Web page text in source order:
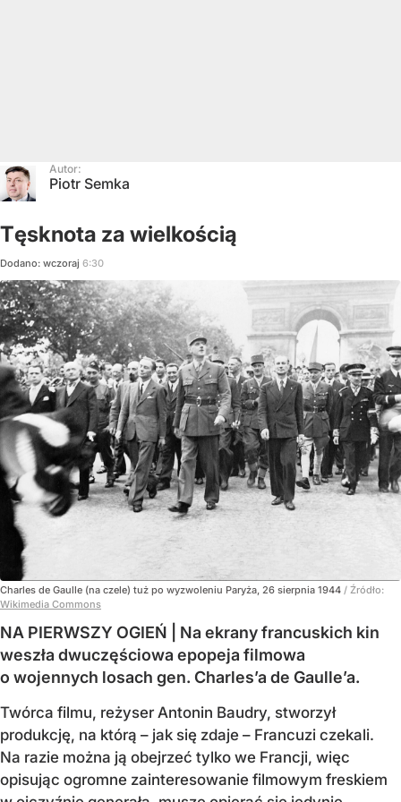
Autor:
Piotr Semka
Tęsknota za wielkością
Dodano: wczoraj 6:30
Charles de Gaulle (na czele) tuż po wyzwoleniu Paryża, 26 sierpnia 1944 / Źródło:
Wikimedia Commons
NA PIERWSZY OGIEŃ | Na ekrany francuskich kin
weszła dwuczęściowa epopeja filmowa
o wojennych losach gen. Charles’a de Gaulle’a.
Twórca filmu, reżyser Antonin Baudry, stworzył
produkcję, na którą – jak się zdaje – Francuzi czekali.
Na razie można ją obejrzeć tylko we Francji, więc
opisując ogromne zainteresowanie filmowym freskiem